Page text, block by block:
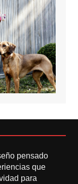
pensado
que
para